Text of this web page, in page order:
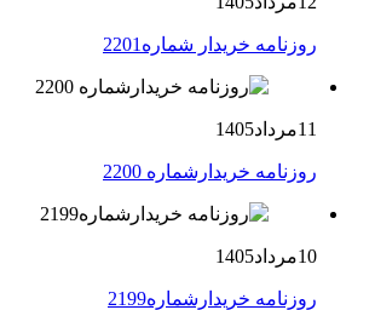
روزنامه خریدار شماره2201
11مرداد1405
روزنامه خریدارشماره 2200
10مرداد1405
روزنامه خریدارشماره2199